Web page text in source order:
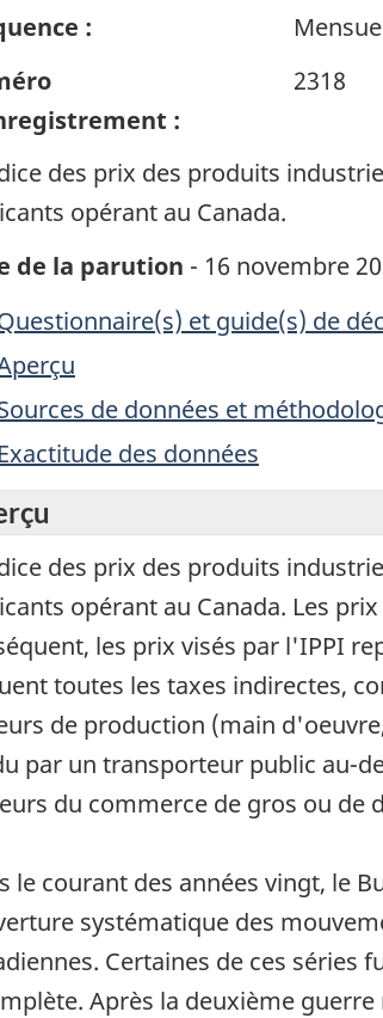
:
:
2318
des prix des produits
opérant au Canada.
de la parution - 16 novembre
et guide(s) de
de données et
Exactitude des données
des prix des produits
opérant au Canada. Les
les prix visés par l'IPPI
toutes les taxes indirectes,
de production (main
par un transporteur public au-
du commerce de gros ou de
le courant des années vingt, le
systématique des
Certaines de ces séries
Après la deuxième